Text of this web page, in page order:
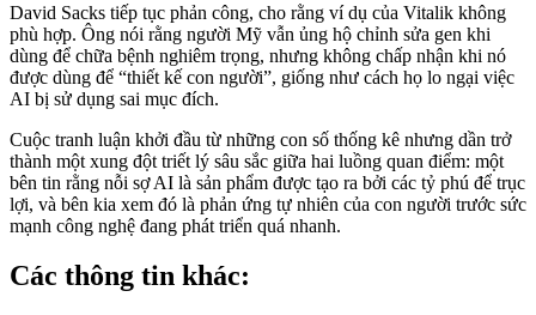
David Sacks tiếp tục phản công, cho rằng ví dụ của Vitalik không
phù hợp. Ông nói rằng người Mỹ vẫn ủng hộ chỉnh sửa gen khi
dùng để chữa bệnh nghiêm trọng, nhưng không chấp nhận khi nó
được dùng để “thiết kế con người”, giống như cách họ lo ngại việc
AI bị sử dụng sai mục đích.
Cuộc tranh luận khởi đầu từ những con số thống kê nhưng dần trở
thành một xung đột triết lý sâu sắc giữa hai luồng quan điểm: một
bên tin rằng nỗi sợ AI là sản phẩm được tạo ra bởi các tỷ phú để trục
lợi, và bên kia xem đó là phản ứng tự nhiên của con người trước sức
mạnh công nghệ đang phát triển quá nhanh.
Các thông tin khác: